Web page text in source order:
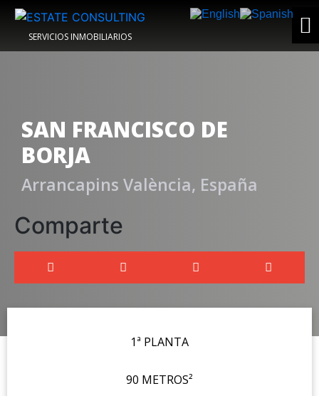
SERVICIOS INMOBILIARIOS
SAN FRANCISCO DE
BORJA
Arrancapins València, España
Comparte
1ª PLANTA
90 METROS²